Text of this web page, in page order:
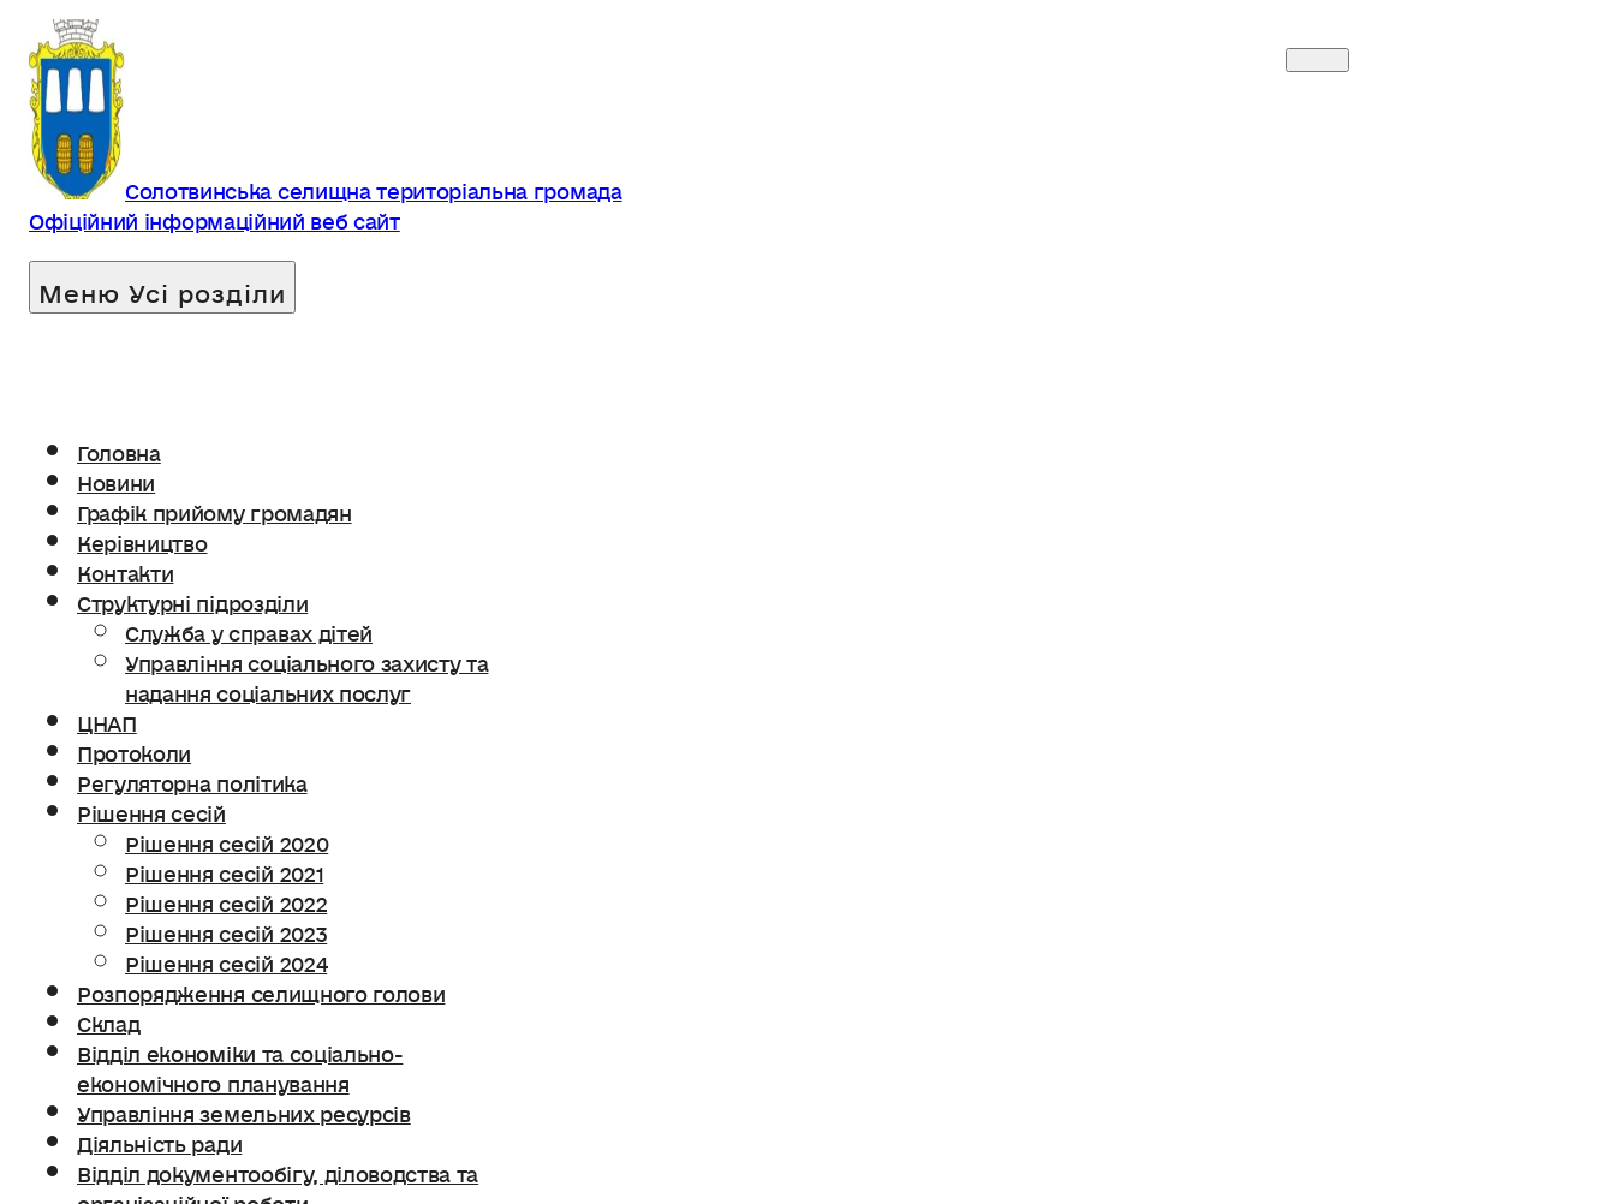
Солотвинська селищна територіальна громада
Офіційний інформаційний веб сайт
Головна
Новини
Графік прийому громадян
Керівництво
Контакти
Структурні підрозділи
Служба у справах дітей
Управління соціального захисту та
надання соціальних послуг
ЦНАП
Протоколи
Регуляторна політика
Рішення сесій
Рішення сесій 2020
Рішення сесій 2021
Рішення сесій 2022
Рішення сесій 2023
Рішення сесій 2024
Розпорядження селищного голови
Склад
Відділ економіки та соціально-
економічного планування
Управління земельних ресурсів
Діяльність ради
Відділ документообігу, діловодства та